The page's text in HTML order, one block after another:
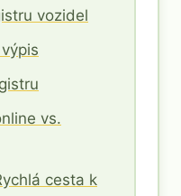
vozidel
vs.
cesta k